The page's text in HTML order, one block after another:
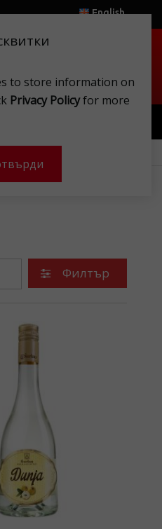
to store information on
Privacy Policyfor more
English
карта Акаунт Кошница
оферти!
Филтър